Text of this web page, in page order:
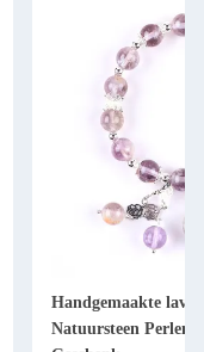
Handgemaakte
Natuursteen Perlen